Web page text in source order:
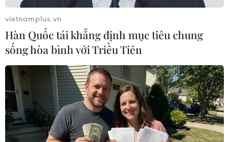
Theo dõi VietnamPlus
TIN CÙNG CHUYÊN MỤC
Vụ chuyên Tuyên Quang: Thu hồi,
hủy bỏ giấy chứng nhận kết quả thi
vietnamplus.vn
Hàn Quốc tái khẳng định mục tiêu chung
sống hòa bình với Triều Tiên